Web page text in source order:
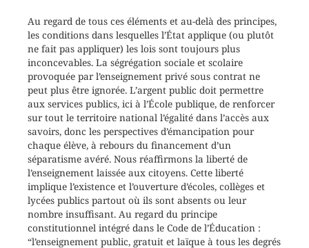
Au regard de tous ces éléments et au-delà des principes,
les conditions dans lesquelles l’État applique (ou plutôt
ne fait pas appliquer) les lois sont toujours plus
inconcevables. La ségrégation sociale et scolaire
provoquée par l’enseignement privé sous contrat ne
peut plus être ignorée. L’argent public doit permettre
aux services publics, ici à l’École publique, de renforcer
sur tout le territoire national l’égalité dans l’accès aux
savoirs, donc les perspectives d’émancipation pour
chaque élève, à rebours du financement d’un
séparatisme avéré. Nous réaffirmons la liberté de
l’enseignement laissée aux citoyens. Cette liberté
implique l’existence et l’ouverture d’écoles, collèges et
lycées publics partout où ils sont absents ou leur
nombre insuffisant. Au regard du principe
constitutionnel intégré dans le Code de l’Éducation :
“l’enseignement public, gratuit et laïque à tous les degrés